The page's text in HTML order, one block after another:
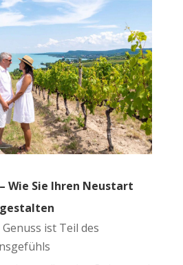
Wie Sie Ihren Neustart
Genuss ist Teil des